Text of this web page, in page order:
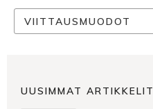
VIITTAUSMUODOT
UUSIMMAT ARTIKKELIT